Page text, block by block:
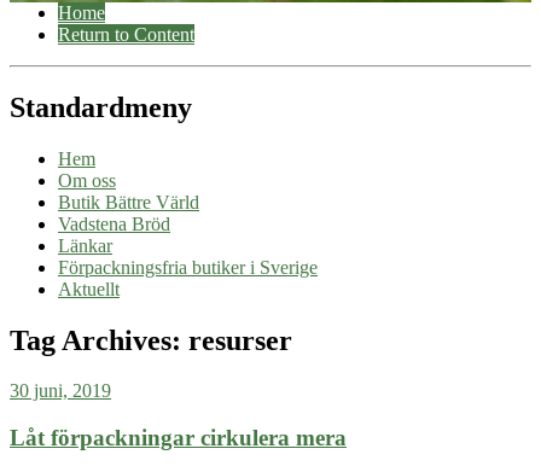
Home
Return to Content
Standardmeny
Hem
Om oss
Butik Bättre Värld
Vadstena Bröd
Länkar
Förpackningsfria butiker i Sverige
Aktuellt
Tag Archives: resurser
30 juni, 2019
Låt förpackningar cirkulera mera